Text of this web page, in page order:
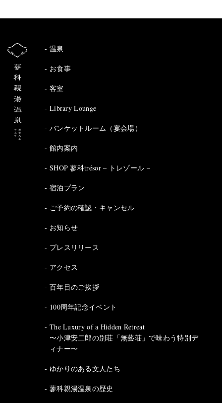
温泉
お食事
客室
Library Lounge
バンケットルーム（宴会場）
館内案内
SHOP 蓼科trésor – トレゾール –
宿泊プラン
ご予約の確認・キャンセル
お知らせ
プレスリリース
アクセス
百年目のご挨拶
100周年記念イベント
The Luxury of a Hidden Retreat
〜小津安二郎の別荘「無藝荘」で味わう特別デ
ィナー〜
ゆかりのある文人たち
蓼科親湯温泉の歴史